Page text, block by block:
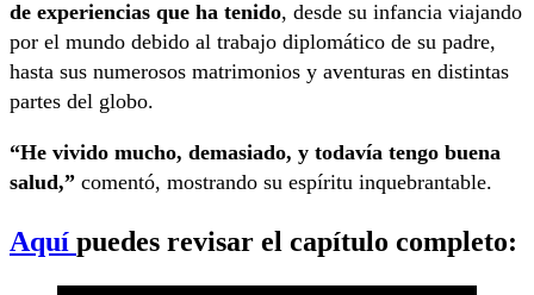
de experiencias que ha tenido, desde su infancia viajando
por el mundo debido al trabajo diplomático de su padre,
hasta sus numerosos matrimonios y aventuras en distintas
partes del globo.
“He vivido mucho, demasiado, y todavía tengo buena
salud,” comentó, mostrando su espíritu inquebrantable.
Aquí puedes revisar el capítulo completo: